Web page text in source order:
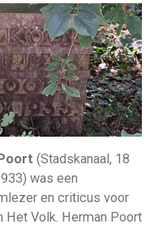
(Stadskanaal, 18
) was een
en criticus voor
Het Volk. Herman Poort